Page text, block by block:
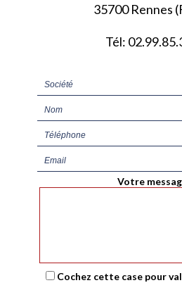
35700 Rennes
Tél:
Votre
Cochez cette case pour